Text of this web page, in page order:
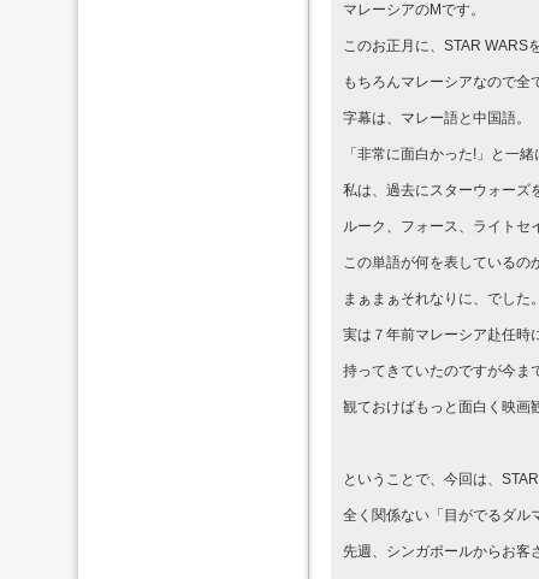
マレーシアのMです。
このお正月に、STAR WARS
もちろんマレーシアなので全
字幕は、マレー語と中国語。
「非常に面白かった!」と一
私は、過去にスターウォーズ
ルーク、フォース、ライトセ
この単語が何を表しているの
まぁまぁそれなりに、でした
実は７年前マレーシア赴任時
持ってきていたのですが今ま
観ておけばもっと面白く映画
ということで、今回は、
全く関係ない「目がでるダル
先週、シンガポールからお客